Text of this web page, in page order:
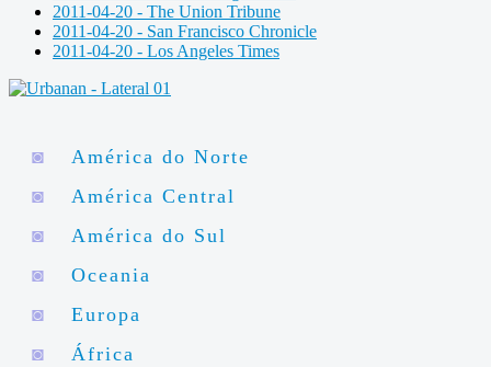
2011-04-20 - The Union Tribune
2011-04-20 - San Francisco Chronicle
2011-04-20 - Los Angeles Times
◙
América do Norte
◙
América Central
◙
América do Sul
◙
Oceania
◙
Europa
◙
África